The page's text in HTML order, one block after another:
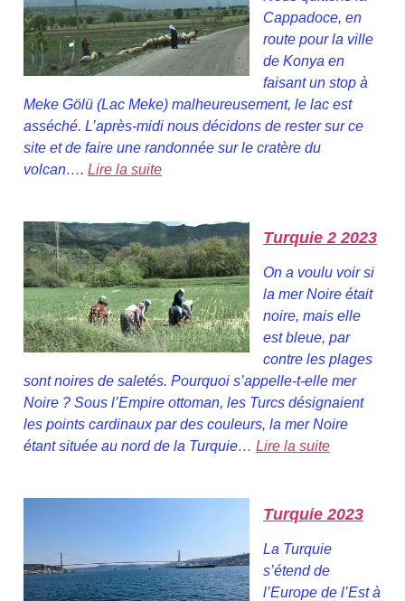
Cappadoce, en
route pour la ville
de Konya en
faisant un stop à
Meke Gölü (Lac Meke) malheureusement, le lac est
asséché. L’après-midi nous décidons de rester sur ce
site et de faire une randonnée sur le cratère du
volcan…. Lire la suite
Turquie 2 2023
On a voulu voir si
la mer Noire était
noire, mais elle
est bleue, par
contre les plages
sont noires de saletés. Pourquoi s’appelle-t-elle mer
Noire ? Sous l’Empire ottoman, les Turcs désignaient
les points cardinaux par des couleurs, la mer Noire
étant située au nord de la Turquie… Lire la suite
Turquie 2023
La Turquie
s’étend de
l’Europe de l’Est à